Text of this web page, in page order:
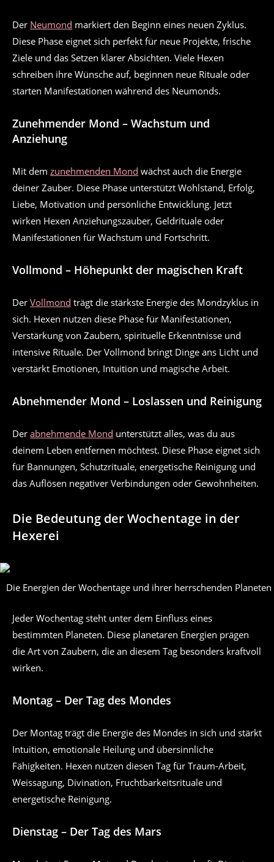
Der Neumond markiert den Beginn eines neuen Zyklus.
Diese Phase eignet sich perfekt für neue Projekte, frische
Ziele und das Setzen klarer Absichten. Viele Hexen
schreiben ihre Wünsche auf, beginnen neue Rituale oder
starten Manifestationen während des Neumonds.
Zunehmender Mond – Wachstum und
Anziehung
Mit dem zunehmenden Mond wächst auch die Energie
deiner Zauber. Diese Phase unterstützt Wohlstand, Erfolg,
Liebe, Motivation und persönliche Entwicklung. Jetzt
wirken Hexen Anziehungszauber, Geldrituale oder
Manifestationen für Wachstum und Fortschritt.
Vollmond – Höhepunkt der magischen Kraft
Der Vollmond trägt die stärkste Energie des Mondzyklus in
sich. Hexen nutzen diese Phase für Manifestationen,
Verstärkung von Zaubern, spirituelle Erkenntnisse und
intensive Rituale. Der Vollmond bringt Dinge ans Licht und
verstärkt Emotionen, Intuition und magische Arbeit.
Abnehmender Mond – Loslassen und Reinigung
Der abnehmende Mond unterstützt alles, was du aus
deinem Leben entfernen möchtest. Diese Phase eignet sich
für Bannungen, Schutzrituale, energetische Reinigung und
das Auflösen negativer Verbindungen oder Gewohnheiten.
Die Bedeutung der Wochentage in der
Hexerei
Die Energien der Wochentage und ihrer herrschenden
Jeder Wochentag steht unter dem Einfluss eines
bestimmten Planeten. Diese planetaren Energien prägen
die Art von Zaubern, die an diesem Tag besonders kraftvoll
wirken.
Montag – Der Tag des Mondes
Der Montag trägt die Energie des Mondes in sich und stärkt
Intuition, emotionale Heilung und übersinnliche
Fähigkeiten. Hexen nutzen diesen Tag für Traum-Arbeit,
Weissagung, Divination, Fruchtbarkeitsrituale und
energetische Reinigung.
Dienstag – Der Tag des Mars